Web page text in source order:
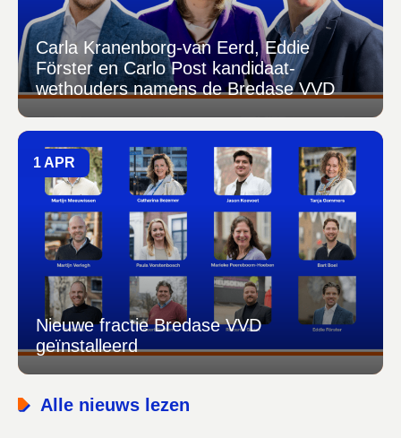
Carla Kranenborg-van Eerd, Eddie
Förster en Carlo Post kandidaat-
wethouders namens de Bredase VVD
1 APR
Nieuwe fractie Bredase VVD
geïnstalleerd
Alle nieuws lezen